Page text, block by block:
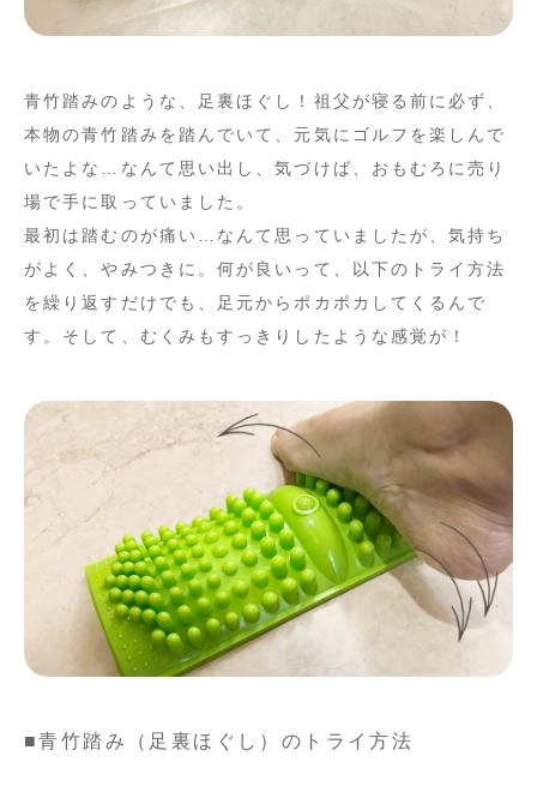
青竹踏みのような、足裏ほぐし！祖父が寝る前に必ず、
本物の青竹踏みを踏んでいて、元気にゴルフを楽しんで
いたよな…なんて思い出し、気づけば、おもむろに売り
場で手に取っていました。
最初は踏むのが痛い…なんて思っていましたが、気持ち
がよく、やみつきに。何が良いって、以下のトライ方法
を繰り返すだけでも、足元からポカポカしてくるんで
す。そして、むくみもすっきりしたような感覚が！
■青竹踏み（足裏ほぐし）のトライ方法